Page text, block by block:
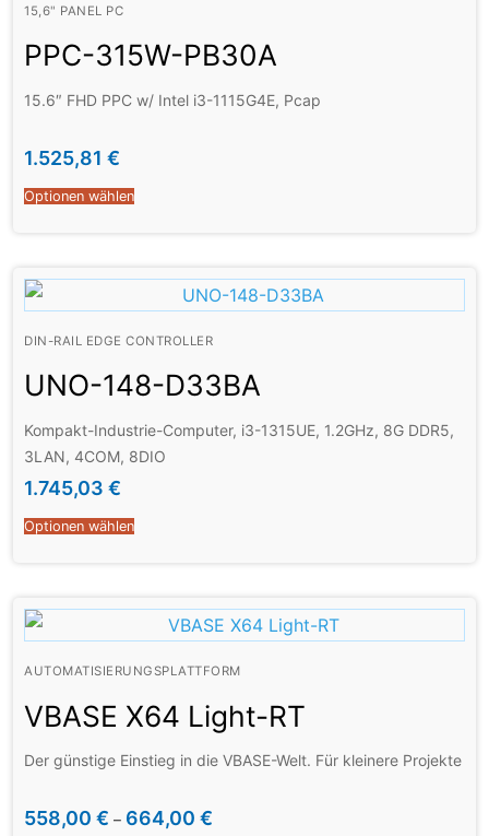
15,6" PANEL PC
PPC-315W-PB30A
15.6″ FHD PPC w/ Intel i3-1115G4E, Pcap
1.525,81 €
Optionen wählen
DIN-RAIL EDGE CONTROLLER
UNO-148-D33BA
Kompakt-Industrie-Computer, i3-1315UE, 1.2GHz, 8G DDR5,
3LAN, 4COM, 8DIO
1.745,03 €
Optionen wählen
AUTOMATISIERUNGSPLATTFORM
VBASE X64 Light-RT
Der günstige Einstieg in die VBASE-Welt. Für kleinere Projekte
558,00 € – 664,00 €